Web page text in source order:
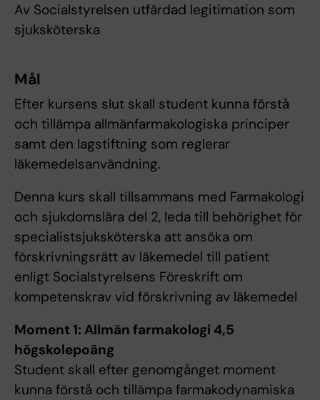
Av Socialstyrelsen utfärdad legitimation som
sjuksköterska
Mål
Efter kursens slut skall student kunna förstå
och tillämpa allmänfarmakologiska principer
samt den lagstiftning som reglerar
läkemedelsanvändning.
Denna kurs skall tillsammans med Farmakologi
och sjukdomslära del 2, leda till behörighet för
specialistsjuksköterska att ansöka om
förskrivningsrätt av läkemedel till patient
enligt Socialstyrelsens Föreskrift om
kompetenskrav vid förskrivning av läkemedel
Moment 1: Allmän farmakologi 4,5
högskolepoäng
Student skall efter genomgånget moment
kunna förstå och tillämpa farmakodynamiska